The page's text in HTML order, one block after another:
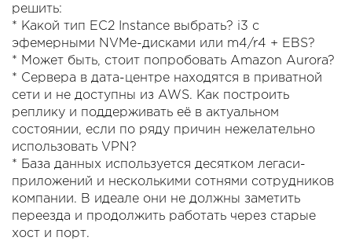
решить:
* Какой тип EC2 Instance выбрать? i3 с
эфемерными NVMe-дисками или m4/r4 + EBS?
* Может быть, стоит попробовать Amazon Aurora?
* Сервера в дата-центре находятся в приватной
сети и не доступны из AWS. Как построить
реплику и поддерживать её в актуальном
состоянии, если по ряду причин нежелательно
использовать VPN?
* База данных используется десятком легаси-
приложений и несколькими сотнями сотрудников
компании. В идеале они не должны заметить
переезда и продолжить работать через старые
хост и порт.